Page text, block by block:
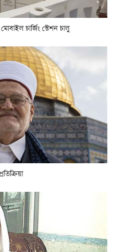
চার্জিং স্টেশন চালু